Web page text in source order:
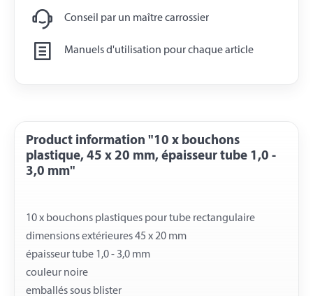
Conseil par un maître carrossier
Manuels d'utilisation pour chaque article
Product information "10 x bouchons
plastique, 45 x 20 mm, épaisseur tube 1,0 -
3,0 mm"
10 x bouchons plastiques pour tube rectangulaire
dimensions extérieures 45 x 20 mm
épaisseur tube 1,0 - 3,0 mm
couleur noire